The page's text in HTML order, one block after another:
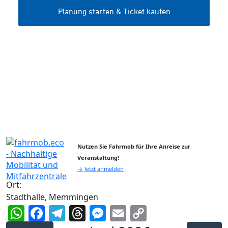
Nutzen Sie Fahrmob für Ihre Anreise zur
Veranstaltung!
→ Jetzt anmelden
Ort:
Stadthalle, Memmingen
WhatsApp
Facebook
Telegram
Threads
Messenger
Email